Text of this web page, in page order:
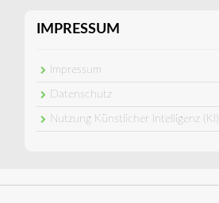
IMPRESSUM
Impressum
Datenschutz
Nutzung Künstlicher Intelligenz (KI)